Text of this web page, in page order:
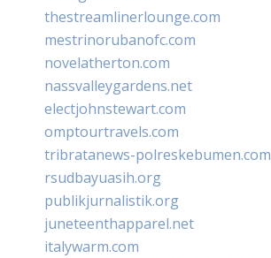
thestreamlinerlounge.com
mestrinorubanofc.com
novelatherton.com
nassvalleygardens.net
electjohnstewart.com
omptourtravels.com
tribratanews-polreskebumen.com
rsudbayuasih.org
publikjurnalistik.org
juneteenthapparel.net
italywarm.com